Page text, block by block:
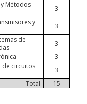
y Métodos
3
y
3
de
3
3
de circuitos
3
Total
15